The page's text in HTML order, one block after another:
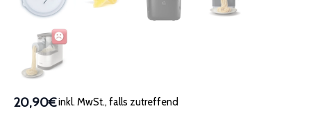
20,90€inkl. MwSt., falls zutreffend